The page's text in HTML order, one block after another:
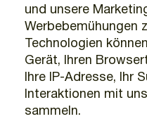
und unsere
Werbebemühungen
Technologien
Gerät, Ihren
Ihre IP-Adresse, Ihr
Interaktionen mit
sammeln.